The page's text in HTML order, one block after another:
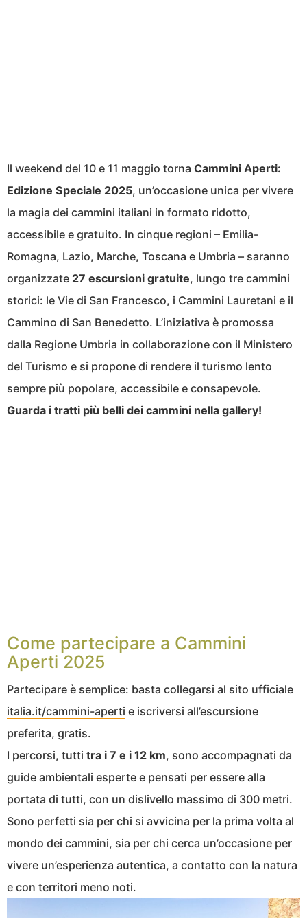
Il weekend del 10 e 11 maggio torna Cammini Aperti:
Edizione Speciale 2025, un’occasione unica per vivere
la magia dei cammini italiani in formato ridotto,
accessibile e gratuito. In cinque regioni – Emilia-
Romagna, Lazio, Marche, Toscana e Umbria – saranno
organizzate 27 escursioni gratuite, lungo tre cammini
storici: le Vie di San Francesco, i Cammini Lauretani e il
Cammino di San Benedetto. L’iniziativa è promossa
dalla Regione Umbria in collaborazione con il Ministero
del Turismo e si propone di rendere il turismo lento
sempre più popolare, accessibile e consapevole.
Guarda i tratti più belli dei cammini nella gallery!
Come partecipare a Cammini
Aperti 2025
Partecipare è semplice: basta collegarsi al sito ufficiale
italia.it/cammini-aperti e iscriversi all’escursione
preferita, gratis.
I percorsi, tutti tra i 7 e i 12 km, sono accompagnati da
guide ambientali esperte e pensati per essere alla
portata di tutti, con un dislivello massimo di 300 metri.
Sono perfetti sia per chi si avvicina per la prima volta al
mondo dei cammini, sia per chi cerca un’occasione per
vivere un’esperienza autentica, a contatto con la natura
e con territori meno noti.